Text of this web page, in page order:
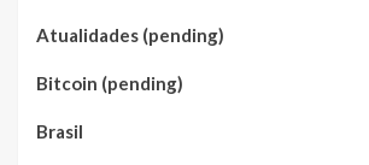
Atualidades (pending)
Bitcoin (pending)
Brasil